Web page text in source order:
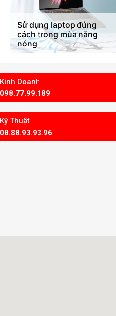
Sử dụng laptop đúng
cách trong mùa nắng
nóng
Kinh Doanh
098.77.99.189
Kỹ Thuật
08.88.93.93.96